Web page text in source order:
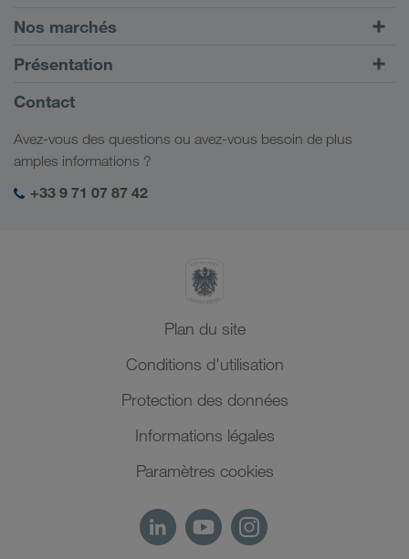
Transports routiers
Portail client CONNECT
Solutions numériques
Solutions par branche
Mon espace de connexion LKW WALTER
Nos marchés
Europe
Caucase
Asie Centrale
Moyen-Orient
Afrique du Nord
Présentation
Informations générales
Responsabilité sociale
Contact
Avez-vous des questions ou avez-vous besoin de plus
amples informations ?
+33 9 71 07 87 42
Plan du site
Conditions d'utilisation
Protection des données
Informations légales
Paramètres cookies